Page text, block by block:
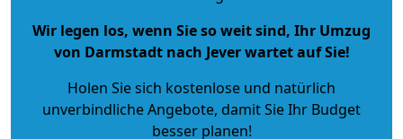
Wir legen los, wenn Sie so weit sind, Ihr Umzug
von Darmstadt nach Jever wartet auf Sie!
Holen Sie sich kostenlose und natürlich
unverbindliche Angebote, damit Sie Ihr Budget
besser planen!